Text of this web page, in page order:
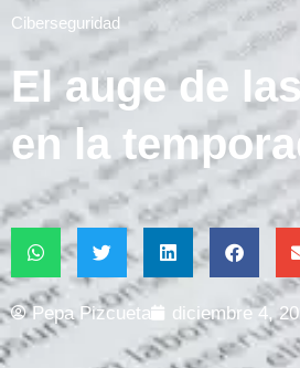
Ciberseguridad
El auge de
en la
Pepa Pizcueta diciembre 4,